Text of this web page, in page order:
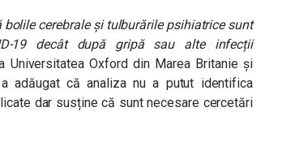
cerebrale și tulburările psihiatrice sunt
19 decât după gripă sau alte infecții
Universitatea Oxford din Marea Britanie și
adăugat că analiza nu a putut identifica
dar susține că sunt necesare cercetări